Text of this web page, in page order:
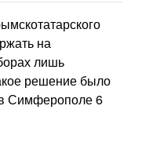
на
лишь
решение было
в Симферополе 6